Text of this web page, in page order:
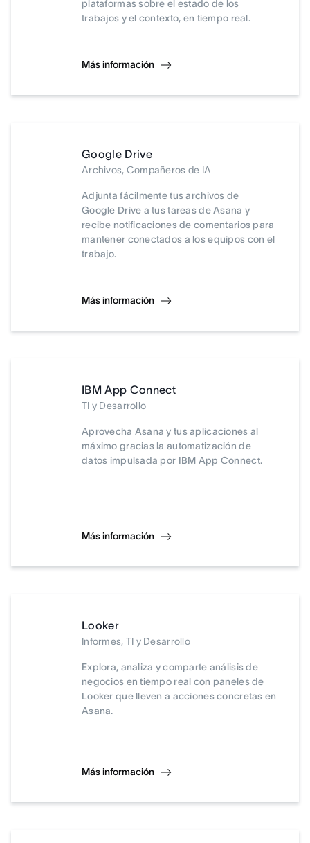
plataformas sobre el estado de los
trabajos y el contexto, en tiempo real.
Más información
Google Drive
Archivos, Compañeros de IA
Adjunta fácilmente tus archivos de
Google Drive a tus tareas de Asana y
recibe notificaciones de comentarios para
mantener conectados a los equipos con el
trabajo.
Más información
IBM App Connect
TI y Desarrollo
Aprovecha Asana y tus aplicaciones al
máximo gracias la automatización de
datos impulsada por IBM App Connect.
Más información
Looker
Informes, TI y Desarrollo
Explora, analiza y comparte análisis de
negocios en tiempo real con paneles de
Looker que lleven a acciones concretas en
Asana.
Más información